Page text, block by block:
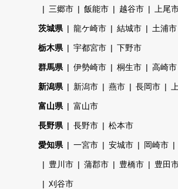
三郷市 飯能市 越谷市 上尾
茨城県 龍ケ崎市 結城市 土浦市
栃木県 宇都宮市 下野市
群馬県 伊勢崎市 桐生市 高崎市
新潟県 新潟市 燕市 長岡市
富山県 富山市
長野県 長野市 松本市
愛知県 一宮市 安城市 岡崎市
豊川市 蒲郡市 豊橋市 豊田
刈谷市